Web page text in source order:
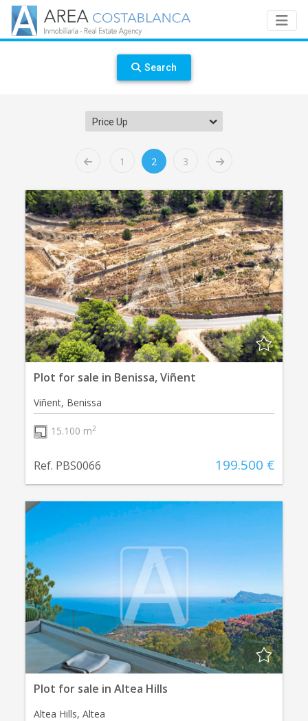
Search
Price Up
1 2 3
Plot for sale in Benissa, Viñent
Viñent, Benissa
15.100 m2
Ref. PBS0066 199.500 €
Plot for sale in Altea Hills
Altea Hills, Altea